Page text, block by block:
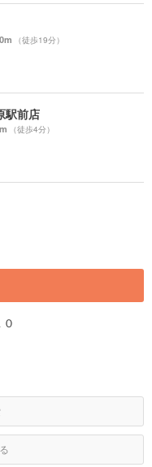
（徒歩19分）
駅前店
（徒歩4分）